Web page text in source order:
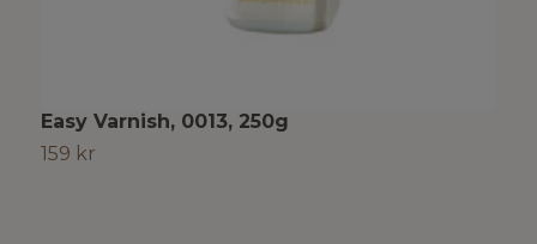
Easy Varnish, 0013, 250g
159 kr